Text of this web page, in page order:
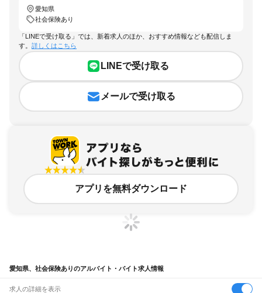
愛知県
社会保険あり
「LINEで受け取る」では、新着求人のほか、おすすめ情報なども配信しま
す。 詳しくはこちら
LINEで受け取る
メールで受け取る
アプリを無料ダウンロード
愛知県、社会保険ありのアルバイト・バイト求人情報
求人の詳細を表示